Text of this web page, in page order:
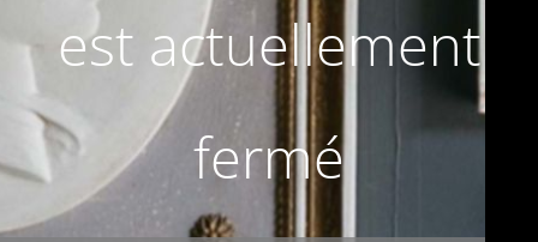
est actuellement
fermé